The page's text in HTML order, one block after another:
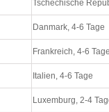
Tschechische
Danmark, 4-6 Tage
Frankreich, 4-6 Tage
Italien, 4-6 Tage
Luxemburg, 2-4